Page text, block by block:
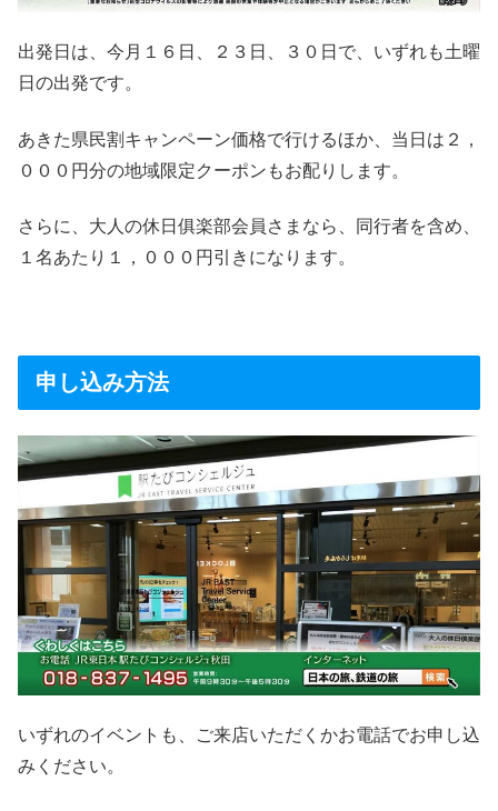
出発日は、今月１６日、２３日、３０日で、いずれも土曜
日の出発です。
あきた県民割キャンペーン価格で行けるほか、当日は２，
０００円分の地域限定クーポンもお配りします。
さらに、大人の休日俱楽部会員さまなら、同行者を含め、
１名あたり１，０００円引きになります。
申し込み方法
いずれのイベントも、ご来店いただくかお電話でお申し込
みください。